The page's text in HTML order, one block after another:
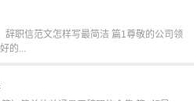
辞职信范文怎样写最简洁 篇1尊敬的公司领
的...